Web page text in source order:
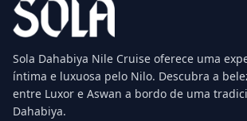
Sola Dahabiya Nile Cruise oferece uma
íntima e luxuosa pelo Nilo. Descubra a
entre Luxor e Aswan a bordo de uma
Dahabiya.